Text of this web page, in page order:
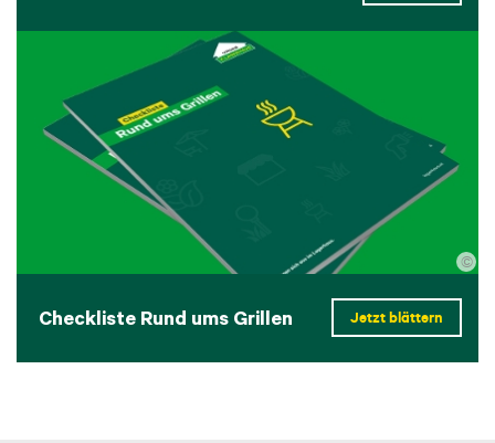
Checkliste Rund ums Grillen Jetzt blättern
©